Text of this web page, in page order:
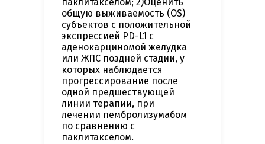
паклитакселом; 2)Оценить
общую выживаемость (ОS)
субъектов с положительной
экспрессией PD-L1 с
аденокарциномой желудка
или ЖПС поздней стадии, у
которых наблюдается
прогрессирование после
одной предшествующей
линии терапии, при
лечении пембролизумабом
по сравнению с
паклитакселом.